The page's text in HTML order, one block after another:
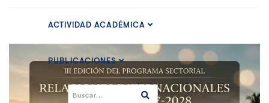
ACTIVIDAD ACADÉMICA
PUBLICACIONES